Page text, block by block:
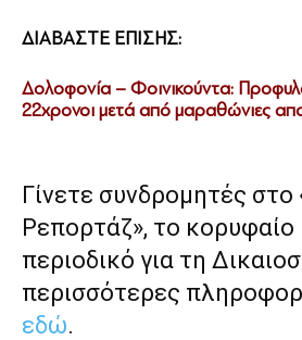
ΔΙΑΒΑΣΤΕ ΕΠΙΣΗΣ:
Δολοφονία – Φοινικούντα:
22χρονοι μετά από μαραθώνιες
Γίνετε συνδρομητές στο
Ρεπορτάζ», το κορυφαίο
περιοδικό για τη
περισσότερες
εδώ.